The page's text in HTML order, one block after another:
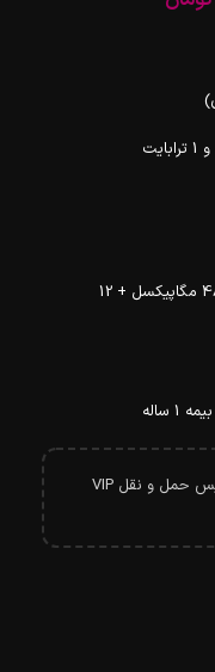
دوربین پشت : سه گانه 48 مگاپیکسل + 48 مگاپیکسل + 12
خرید بیشتر از سرویس حمل و نقل VIP